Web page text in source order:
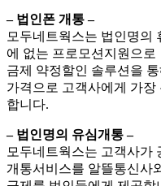
– 법인폰 개통 –
모두네트웍스는 법인명의
에 없는 프로모션지원으
금제 약정할인 솔루션을
가격으로 고객사에게 가
합니다.
– 법인명의 유심개통 –
모두네트웍스는 고객사가
개통서비스를 알뜰통신사